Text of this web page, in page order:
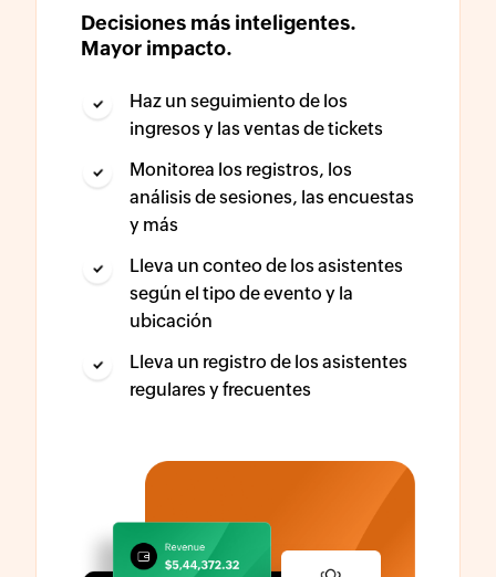
Decisiones más inteligentes.
Mayor impacto.
Haz un seguimiento de los
ingresos y las ventas de tickets
Monitorea los registros, los
análisis de sesiones, las encuestas
y más
Lleva un conteo de los asistentes
según el tipo de evento y la
ubicación
Lleva un registro de los asistentes
regulares y frecuentes